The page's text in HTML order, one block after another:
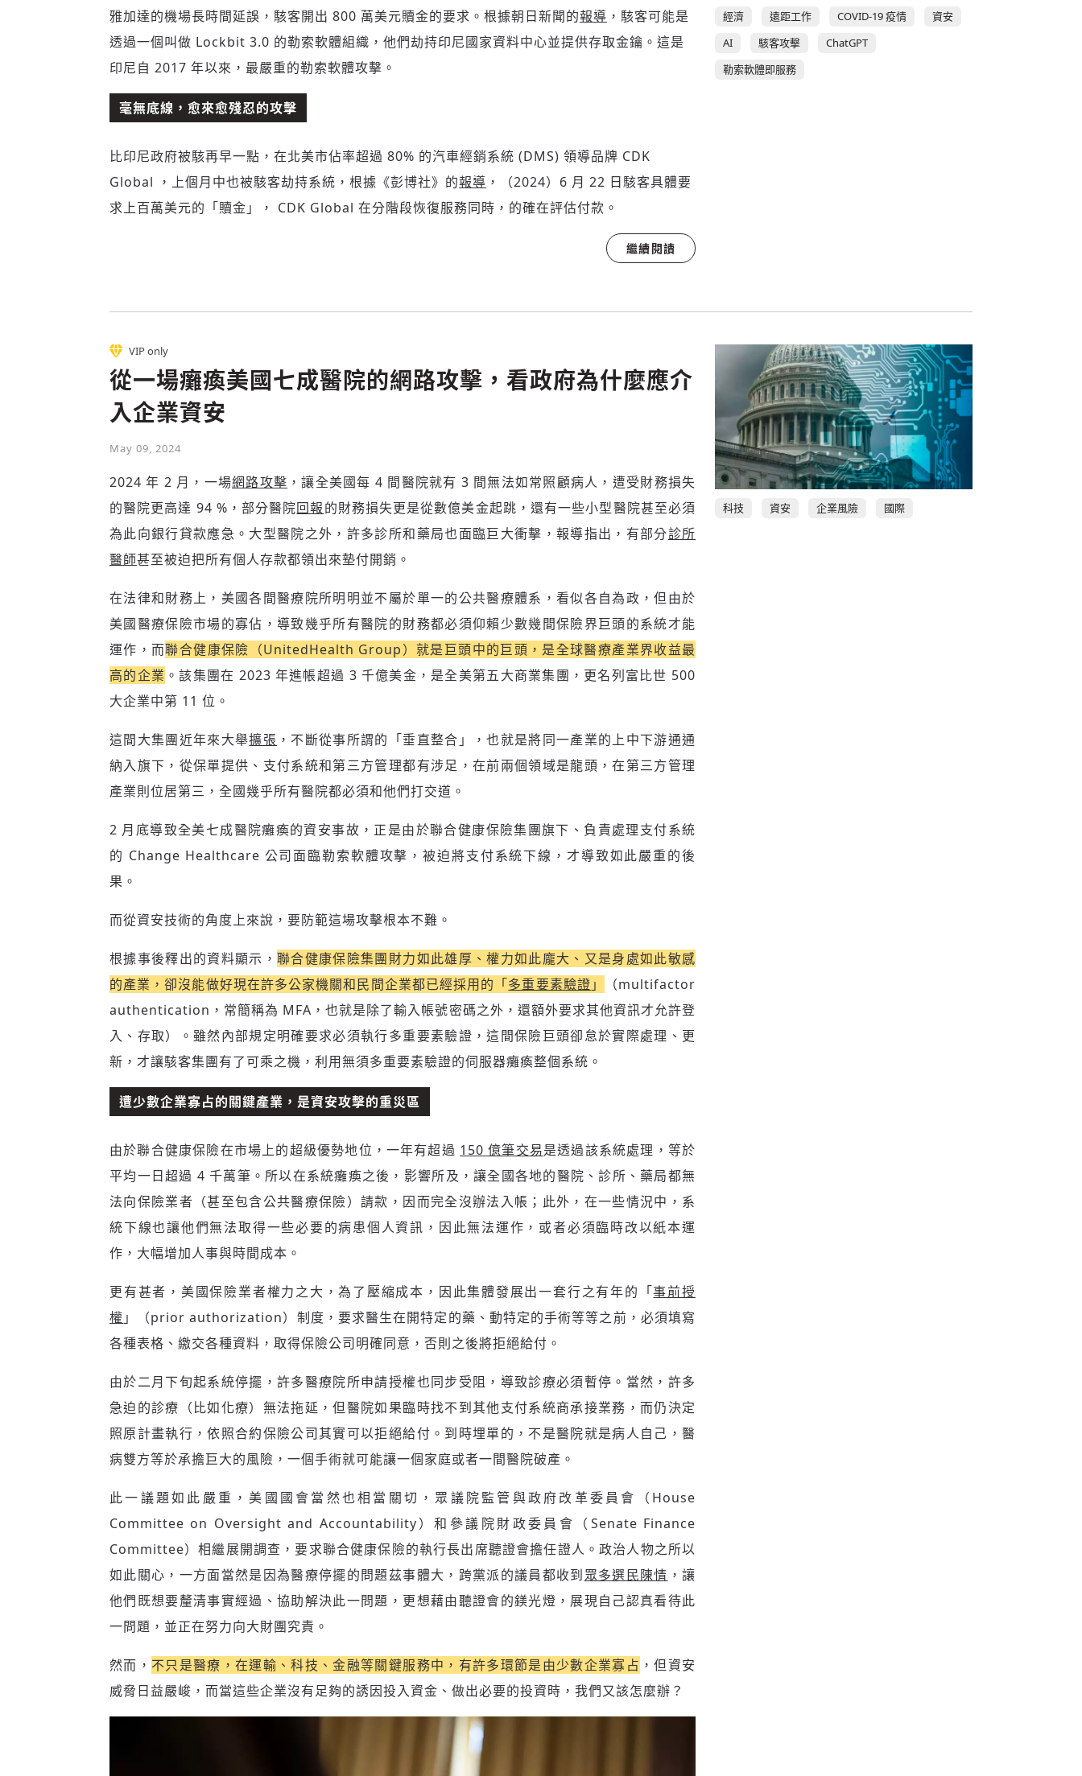
歡迎您加入《旭時報》
掌握國際政經脈動
參與下一波全球科技革命
請輸入發送到的驗證碼
(十分鐘內有效)
經濟 遠距工作 COVID-19 疫情
資安
AI
駭客攻擊
ChatGPT
勒索軟體即服務
雅加達的機場長時間延誤，駭客開出 800 萬美元贖金的要求。根據朝日新聞的報導 ，駭客可能是
透過一個叫做 Lockbit 3.0 的勒索軟體組織，他們劫持印尼國家資料中心並提供存取金鑰。這是
印尼自 2017 年以來，最嚴重的勒索軟體攻擊。
毫無底線，愈來愈殘忍的攻擊
比印尼政府被駭再早一點，在北美市佔率超過 80% 的汽車經銷系統 (DMS) 領導品牌 CDK
Global ，上個月中也被駭客劫持系統，根據《彭博社》的報導 ，（2024）6 月 22 日駭客具體要
求上百萬美元的「贖金」， CDK Global 在分階段恢復服務同時，的確在評估付款。
繼續閱讀
科技 資安 企業風險 國際
VIP only
從一場癱瘓美國七成醫院的網路攻擊，看政府為什麼應介
入企業資安
May 09, 2024
2024 年 2 月，一場網路攻擊 ，讓全美國每 4 間醫院就有 3 間無法如常照顧病人，遭受財務損失
的醫院更高達 94 %，部分醫院回報的財務損失更是從數億美金起跳，還有一些小型醫院甚至必須
為此向銀行貸款應急。大型醫院之外，許多診所和藥局也面臨巨大衝擊，報導指出，有部分診所
醫師甚至被迫把所有個人存款都領出來墊付開銷。
在法律和財務上，美國各間醫療院所明明並不屬於單一的公共醫療體系，看似各自為政，但由於
美國醫療保險市場的寡佔，導致幾乎所有醫院的財務都必須仰賴少數幾間保險界巨頭的系統才能
運作，而聯合健康保險（UnitedHealth Group）就是巨頭中的巨頭，是全球醫療產業界收益最
高的企業 。該集團在 2023 年進帳超過 3 千億美金，是全美第五大商業集團，更名列富比世 500
大企業中第 11 位。
這間大集團近年來大舉擴張 ，不斷從事所謂的「垂直整合」，也就是將同一產業的上中下游通通
納入旗下，從保單提供、支付系統和第三方管理都有涉足，在前兩個領域是龍頭，在第三方管理
產業則位居第三，全國幾乎所有醫院都必須和他們打交道。
2 月底導致全美七成醫院癱瘓的資安事故，正是由於聯合健康保險集團旗下、負責處理支付系統
的 Change Healthcare 公司面臨勒索軟體攻擊，被迫將支付系統下線，才導致如此嚴重的後
果。
而從資安技術的角度上來說，要防範這場攻擊根本不難。
根據事後釋出的資料顯示，聯合健康保險集團財力如此雄厚、權力如此龐大、又是身處如此敏感
的產業，卻沒能做好現在許多公家機關和民間企業都已經採用的「多重要素驗證 」
（multifactor
authentication，常簡稱為 MFA，也就是除了輸入帳號密碼之外，還額外要求其他資訊才允許登
入、存取）。雖然內部規定明確要求必須執行多重要素驗證，這間保險巨頭卻怠於實際處理、更
新，才讓駭客集團有了可乘之機，利用無須多重要素驗證的伺服器癱瘓整個系統。
遭少數企業寡占的關鍵產業，是資安攻擊的重災區
由於聯合健康保險在市場上的超級優勢地位，一年有超過 150 億筆交易是透過該系統處理，等於
平均一日超過 4 千萬筆。所以在系統癱瘓之後，影響所及，讓全國各地的醫院、診所、藥局都無
法向保險業者（甚至包含公共醫療保險）請款，因而完全沒辦法入帳；此外，在一些情況中，系
統下線也讓他們無法取得一些必要的病患個人資訊，因此無法運作，或者必須臨時改以紙本運
作，大幅增加人事與時間成本。
更有甚者，美國保險業者權力之大，為了壓縮成本，因此集體發展出一套行之有年的「事前授
權 」（prior authorization）制度，要求醫生在開特定的藥、動特定的手術等等之前，必須填寫
各種表格、繳交各種資料，取得保險公司明確同意，否則之後將拒絕給付。
由於二月下旬起系統停擺，許多醫療院所申請授權也同步受阻，導致診療必須暫停。當然，許多
急迫的診療（比如化療）無法拖延，但醫院如果臨時找不到其他支付系統商承接業務，而仍決定
照原計畫執行，依照合約保險公司其實可以拒絕給付。到時埋單的，不是醫院就是病人自己，醫
病雙方等於承擔巨大的風險，一個手術就可能讓一個家庭或者一間醫院破產。
此一議題如此嚴重，美國國會當然也相當關切，眾議院監管與政府改革委員會（House
Committee on Oversight and Accountability）和參議院財政委員會（Senate Finance
Committee）相繼展開調查，要求聯合健康保險的執行長出席聽證會擔任證人。政治人物之所以
如此關心，一方面當然是因為醫療停擺的問題茲事體大，跨黨派的議員都收到眾多選民陳情 ，讓
他們既想要釐清事實經過、協助解決此一問題，更想藉由聽證會的鎂光燈，展現自己認真看待此
一問題，並正在努力向大財團究責。
然而， 不只是醫療，在運輸、科技、金融等關鍵服務中，有許多環節是由少數企業寡占 ，但資安
威脅日益嚴峻，而當這些企業沒有足夠的誘因投入資金、做出必要的投資時，我們又該怎麼辦？